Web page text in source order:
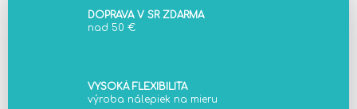
d
e
DOPRAVA V SR ZDARMA
nad 50 €
VYSOKÁ FLEXIBILITA
výroba nálepiek na mieru